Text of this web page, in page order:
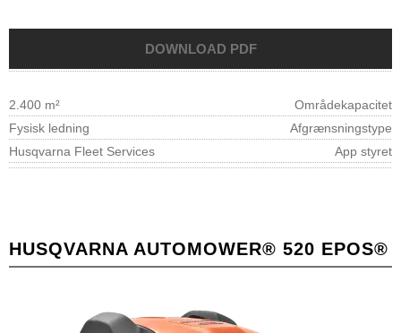
2.400 m²
Områdekapacitet
Fysisk ledning
Afgrænsningstype
Husqvarna Fleet Services
App styret
HUSQVARNA AUTOMOWER® 520 EPOS®